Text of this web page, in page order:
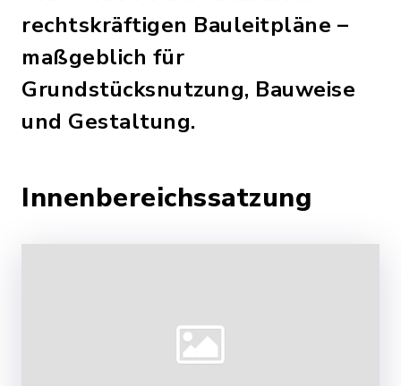
rechtskräftigen Bauleitpläne –
maßgeblich für
Grundstücksnutzung, Bauweise
und Gestaltung.
Innenbereichssatzung